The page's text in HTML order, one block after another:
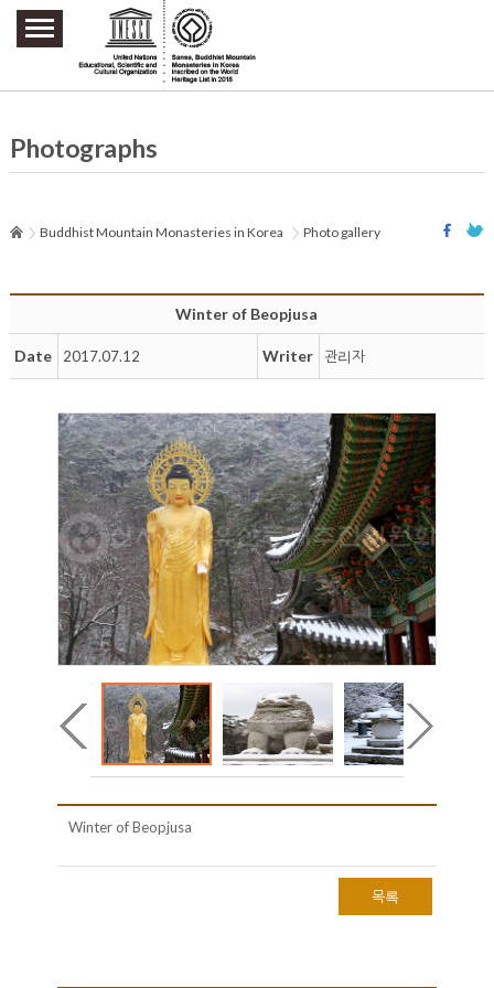
주요메뉴 바로가기
본문 바로가기
하단메뉴 바로가기
Photographs
Buddhist Mountain Monasteries in Korea Photo gallery
Winter of Beopjusa
Date 2017.07.12 Writer 관리자
Winter of Beopjusa
목록